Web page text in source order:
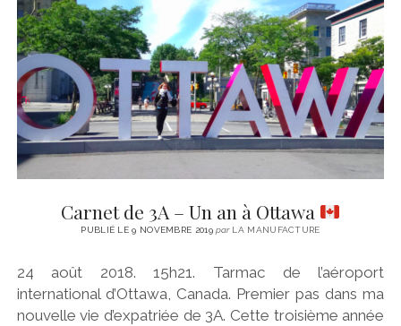
Carnet de 3A – Un an à Ottawa
PUBLIÉ LE 9 NOVEMBRE 2019parLA MANUFACTURE
24 août 2018. 15h21. Tarmac de l’aéroport
international d’Ottawa, Canada. Premier pas dans ma
nouvelle vie d’expatriée de 3A. Cette troisième année